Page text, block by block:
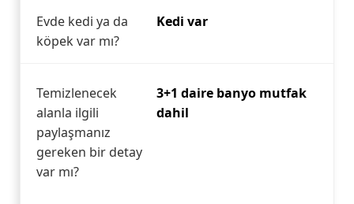
Evde kedi ya da
köpek var mı?
Kedi var
Temizlenecek
alanla ilgili
paylaşmanız
gereken bir detay
var mı?
3+1 daire banyo mutfak
dahil